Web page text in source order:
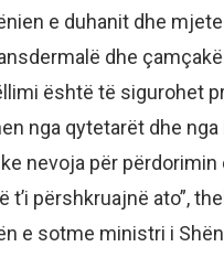
e duhanit dhe
dhe
është të sigurohet
nga qytetarët dhe
nevoja për përdorimin
t’i përshkruajnë ato”,
e sotme ministri i